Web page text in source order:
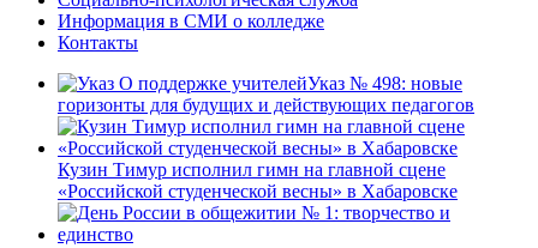
Информация в СМИ о колледже
Контакты
Указ № 498: новые
горизонты для будущих и действующих педагогов
Кузин Тимур исполнил гимн на главной сцене
«Российской студенческой весны» в Хабаровске